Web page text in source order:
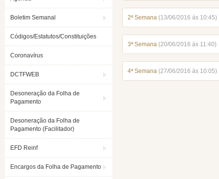
Boletim Semanal
Códigos/Estatutos/Constituições
Coronavírus
DCTFWEB
Desoneração da Folha de
Pagamento
Desoneração da Folha de
Pagamento (Facilitador)
EFD Reinf
Encargos da Folha de Pagamento
2ª Semana (13/06/2016 ás 10:45)
3ª Semana (20/06/2016 ás 11:40)
4ª Semana (27/06/2016 ás 10:05)